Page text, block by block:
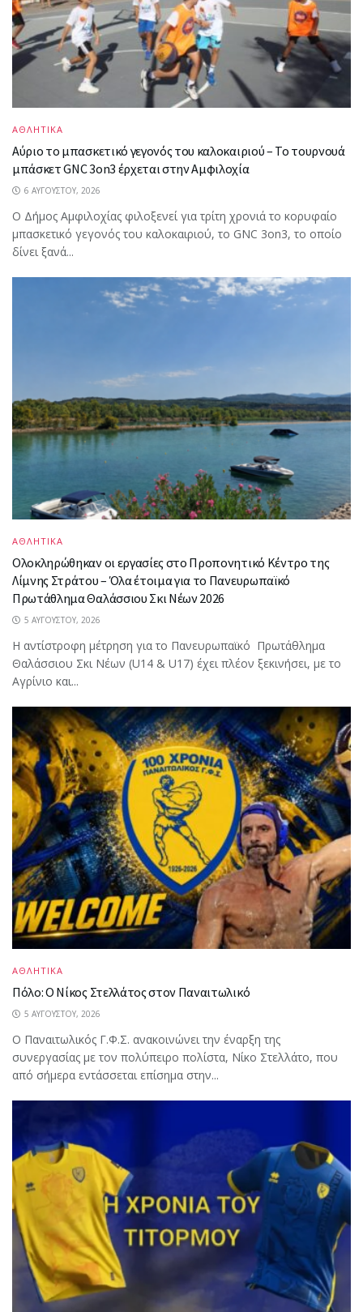
ΑΘΛΗΤΙΚΑ
Αύριο το μπασκετικό γεγονός του καλοκαιριού – Το τουρνουά
μπάσκετ GNC 3on3 έρχεται στην Αμφιλοχία
6 ΑΥΓΟΎΣΤΟΥ, 2026
Ο Δήμος Αμφιλοχίας φιλοξενεί για τρίτη χρονιά το κορυφαίο
μπασκετικό γεγονός του καλοκαιριού, το GNC 3on3, το οποίο
δίνει ξανά...
ΑΘΛΗΤΙΚΑ
Ολοκληρώθηκαν οι εργασίες στο Προπονητικό Κέντρο της
Λίμνης Στράτου – Όλα έτοιμα για το Πανευρωπαϊκό
Πρωτάθλημα Θαλάσσιου Σκι Νέων 2026
5 ΑΥΓΟΎΣΤΟΥ, 2026
Η αντίστροφη μέτρηση για το Πανευρωπαϊκό Πρωτάθλημα
Θαλάσσιου Σκι Νέων (U14 & U17) έχει πλέον ξεκινήσει, με το
Αγρίνιο και...
ΑΘΛΗΤΙΚΑ
Πόλο: Ο Νίκος Στελλάτος στον Παναιτωλικό
5 ΑΥΓΟΎΣΤΟΥ, 2026
Ο Παναιτωλικός Γ.Φ.Σ. ανακοινώνει την έναρξη της
συνεργασίας με τον πολύπειρο πολίστα, Νίκο Στελλάτο, που
από σήμερα εντάσσεται επίσημα στην...